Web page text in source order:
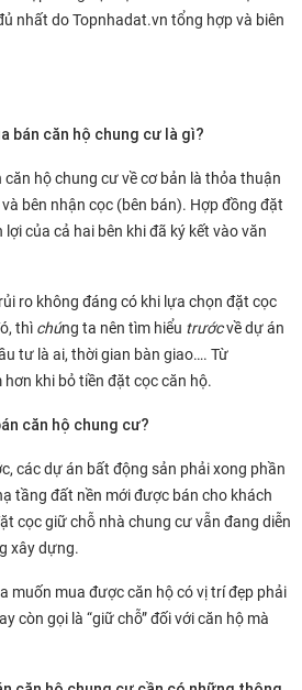
nhất do Topnhadat.vn tổng hợp và biên
bán căn hộ chung cư là gì?
hộ chung cư về cơ bản là thỏa thuận
bên nhận cọc (bên bán). Hợp đồng đặt
của cả hai bên khi đã ký kết vào văn
ro không đáng có khi lựa chọn đặt cọc
thì chúng ta nên tìm hiểu trướcvề dự án
tư là ai, thời gian bàn giao…. Từ
khi bỏ tiền đặt cọc căn hộ.
căn hộ chung cư?
các dự án bất động sản phải xong phần
tầng đất nền mới được bán cho khách
cọc giữ chỗ nhà chung cư vẫn đang diễn
xây dựng.
muốn mua được căn hộ có vị trí đẹp phải
còn gọi là “giữ chỗ” đối với căn hộ mà